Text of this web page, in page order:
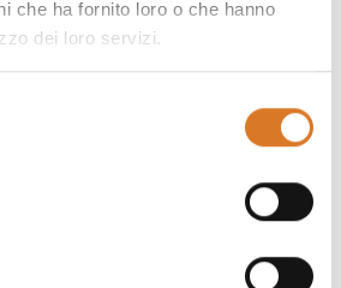
che ha fornito loro o che hanno
dei loro servizi.
💚verded' Italia.
invasiva)